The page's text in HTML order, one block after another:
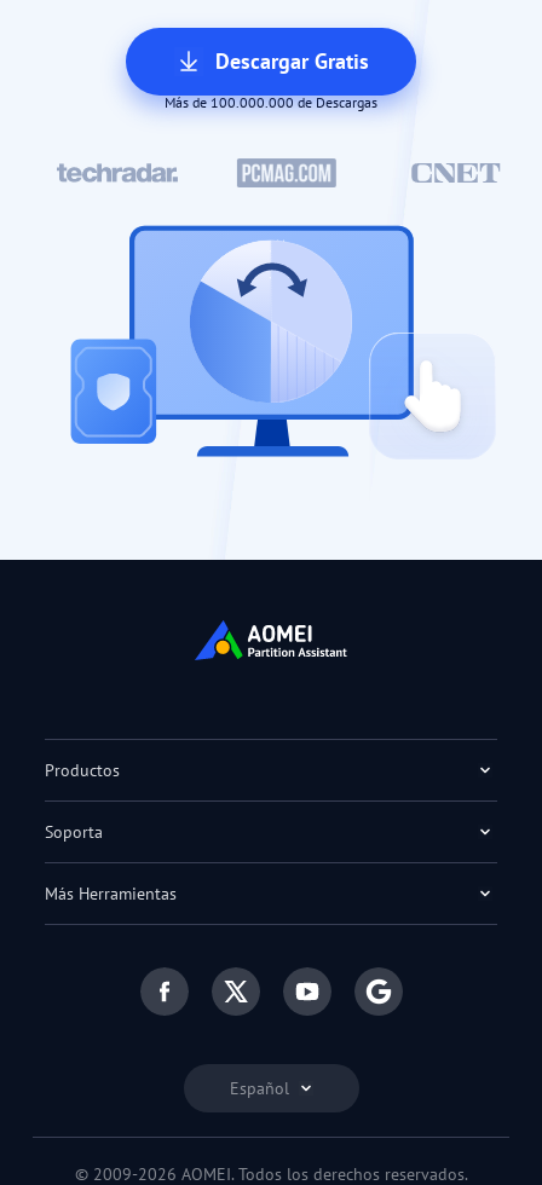
Descargar Gratis
Más de 100.000.000 de Descargas
Español
Productos
Soporta
Más Herramientas
© 2009-2026 AOMEI. Todos los derechos reservados.